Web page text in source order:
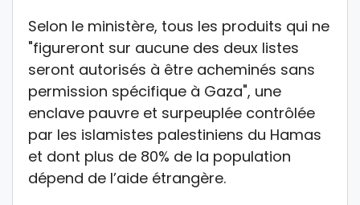
Selon le ministère, tous les produits qui ne
"figureront sur aucune des deux listes
seront autorisés à être acheminés sans
permission spécifique à Gaza", une
enclave pauvre et surpeuplée contrôlée
par les islamistes palestiniens du Hamas
et dont plus de 80% de la population
dépend de l’aide étrangère.